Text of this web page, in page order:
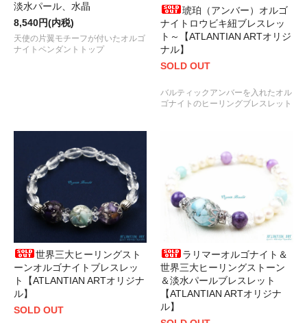
淡水パール、水晶
8,540円(内税)
天使の片翼モチーフが付いたオルゴ
ナイトペンダントトップ
琥珀（アンバー）オルゴ
ナイトロウビキ紐ブレスレッ
ト～【ATLANTIAN ARTオリジ
ナル】
SOLD OUT
バルティックアンバーを入れたオル
ゴナイトのヒーリングブレスレット
世界三大ヒーリングスト
ーンオルゴナイトブレスレッ
ト【ATLANTIAN ARTオリジナ
ル】
SOLD OUT
ラリマーオルゴナイト＆
世界三大ヒーリングストーン
＆淡水パールブレスレット
【ATLANTIAN ARTオリジナ
ル】